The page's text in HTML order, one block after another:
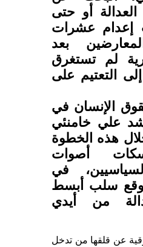
أو حتى
إعدام عشرات
بعد
لم تستغرق
التعتيم على
الإنسان في
علي خامنئي
هذه الخطوة
أصوات
في
سلب أبسط
من أيدي
عن قلقها من تدخل